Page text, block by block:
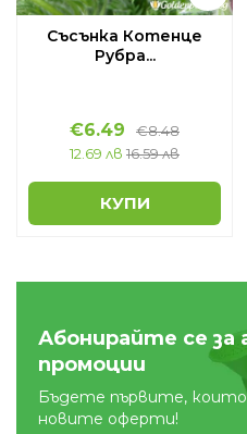
Съсънка Котенце
Рубра...
€6.49 €8.48
12.69 лв 16.59 лв
КУПИ
Абонирайте се за
промоции
Бъдете първите,
новите оферти!